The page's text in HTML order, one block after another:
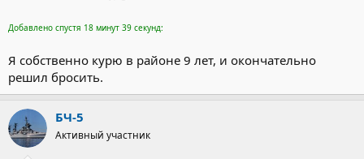
Добавлено спустя 18 минут 39 секунд:
Я собственно курю в районе 9 лет, и окончательно
решил бросить.
БЧ-5
Активный участник